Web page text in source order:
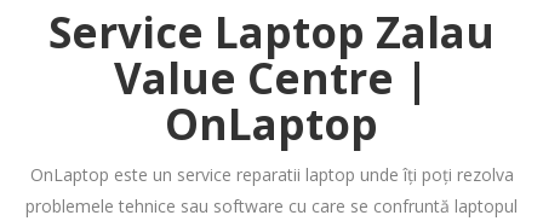
Service Laptop Zalau
Value Centre |
OnLaptop
OnLaptop este un service reparatii laptop unde îți poți rezolva
problemele tehnice sau software cu care se confruntă laptopul